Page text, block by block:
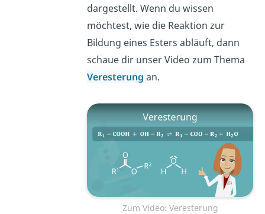
dargestellt. Wenn du wissen
möchtest, wie die Reaktion zur
Bildung eines Esters abläuft, dann
schaue dir unser Video zum Thema
Veresterungan.
Zum Video: Veresterung